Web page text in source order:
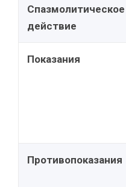
Спазмолитическое
действие
Показания
Противопоказания